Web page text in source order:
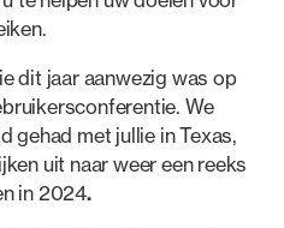
dit jaar aanwezig was op
We
gehad met jullie in Texas,
uit naar weer een reeks
in 2024.